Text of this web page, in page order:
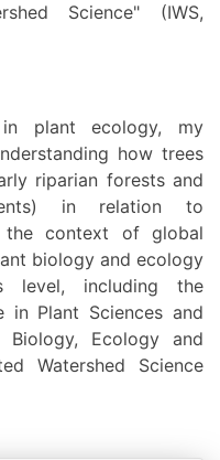
Science" (IWS,
plant ecology, my
how trees
riparian forests and
in relation to
the context of global
biology and ecology
level, including the
in Plant Sciences and
Ecology and
Watershed Science